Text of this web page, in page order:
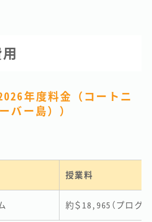
年度料金（コートニ
バー島））
授業料
約＄18,965（プログ